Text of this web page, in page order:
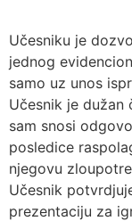
Učesniku je
jednog
samo uz unos
Učesnik je
sam snosi
posledice
njegovu
Učesnik
prezentaciju za